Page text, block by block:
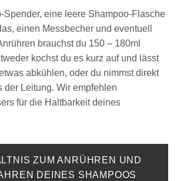
Spender, eine leere Shampoo-Flasche
einen Messbecher und eventuell
brauchst du 150 – 180ml
kochst du es kurz auf und lässt
abkühlen, oder du nimmst direkt
der Leitung. Wir empfehlen
für die Haltbarkeit deines
ZUM ANRÜHREN UND
DEINES SHAMPOOS